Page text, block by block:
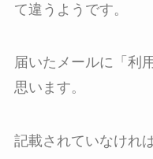
て違うようです。
届いたメールに「利
思います。
記載されていなけれ